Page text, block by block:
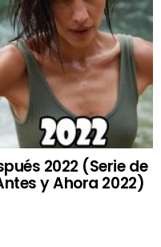
2022 (Serie de
y Ahora 2022)